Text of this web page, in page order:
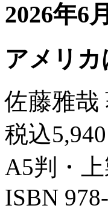
2026年6
アメリ
佐藤雅哉
税込
A5判・
ISBN